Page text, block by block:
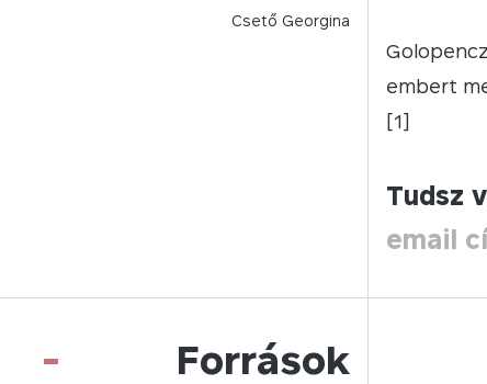
Csető Georgina
embert
[1]
Tudsz
email
Források
-